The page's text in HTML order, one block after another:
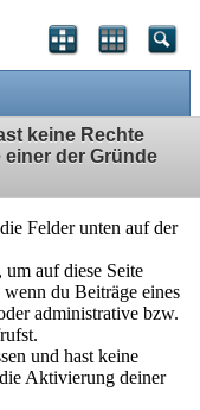
keine Rechte
der Gründe
Felder unten auf der
um auf diese Seite
du Beiträge eines
administrative bzw.
und hast keine
Aktivierung deiner